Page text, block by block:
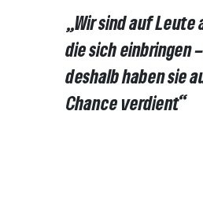
„Wir sind auf Leute
die sich einbringen
deshalb haben sie
Chance verdient“